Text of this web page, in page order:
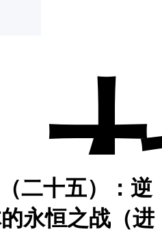
二十五）：逆
永恒之战（进